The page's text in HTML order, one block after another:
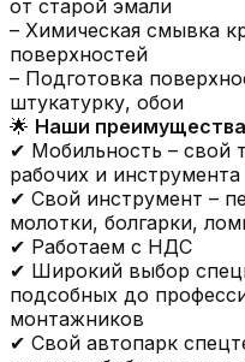
от старой эмали
– Химическая смывка
поверхностей
– Подготовка
штукатурку, обои
🌟 Наши
✔ Мобильность – свой
рабочих и инструмента
✔ Свой инструмент –
молотки, болгарки,
✔ Работаем с НДС
✔ Широкий выбор
подсобных до
монтажников
✔ Свой автопарк